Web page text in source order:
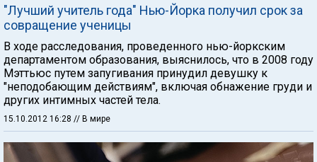
"Лучший учитель года" Нью-Йорка получил срок за
совращение ученицы
В ходе расследования, проведенного нью-йоркским
департаментом образования, выяснилось, что в 2008 году
Мэттьюс путем запугивания принудил девушку к
"неподобающим действиям", включая обнажение груди и
других интимных частей тела.
15.10.2012 16:28 // В мире